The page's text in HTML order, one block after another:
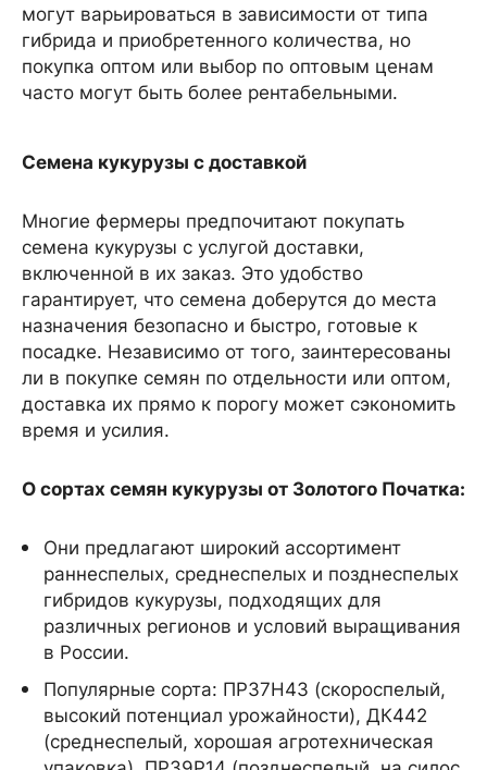
могут варьироваться в зависимости от типа
гибрида и приобретенного количества, но
покупка оптом или выбор по оптовым ценам
часто могут быть более рентабельными.
Семена кукурузы с доставкой
Многие фермеры предпочитают покупать
семена кукурузы с услугой доставки,
включенной в их заказ. Это удобство
гарантирует, что семена доберутся до места
назначения безопасно и быстро, готовые к
посадке. Независимо от того, заинтересованы
ли в покупке семян по отдельности или оптом,
доставка их прямо к порогу может сэкономить
время и усилия.
О сортах семян кукурузы от Золотого Початка:
Они предлагают широкий ассортимент
раннеспелых, среднеспелых и позднеспелых
гибридов кукурузы, подходящих для
различных регионов и условий выращивания
в России.
Популярные сорта: ПР37Н43 (скороспелый,
высокий потенциал урожайности), ДК442
(среднеспелый, хорошая агротехническая